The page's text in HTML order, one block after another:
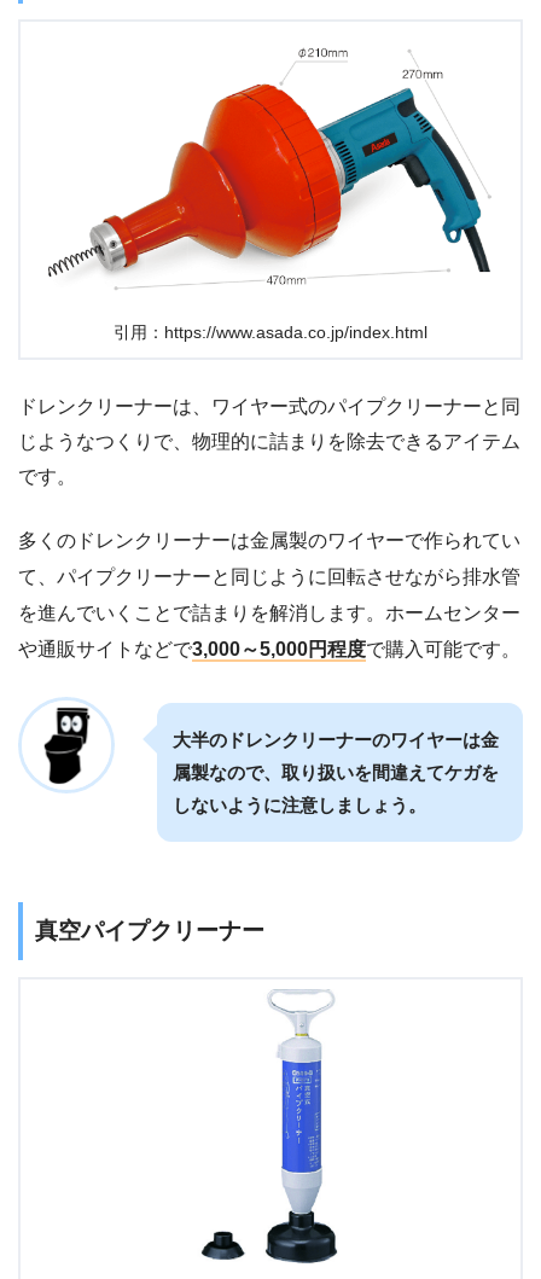
引用：https://www.asada.co.jp/index.html
ドレンクリーナーは、ワイヤー式のパイプクリーナーと同
じようなつくりで、物理的に詰まりを除去できるアイテム
です。
多くのドレンクリーナーは金属製のワイヤーで作られてい
て、パイプクリーナーと同じように回転させながら排水管
を進んでいくことで詰まりを解消します。ホームセンター
や通販サイトなどで3,000～5,000円程度で購入可能です。
大半のドレンクリーナーのワイヤーは金
属製なので、取り扱いを間違えてケガを
しないように注意しましょう。
真空パイプクリーナー